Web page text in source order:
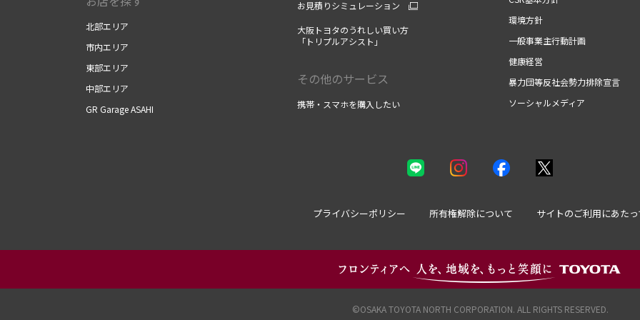
北部エリア
市内エリア
東部エリア
中部エリア
GR Garage ASAHI
お見積りシミュレーション
大阪トヨタのうれしい買い方
「トリプルアシスト」
その他のサービス
携帯・スマホを購入したい
環境方針
一般事業主行動計画
健康経営
暴力団等反社会勢力排除宣言
ソーシャルメディア
プライバシーポリシー 所有権解除について サイトのご利用にあた
©OSAKA TOYOTA NORTH CORPORATION. ALL RIGHTS RESERVED.